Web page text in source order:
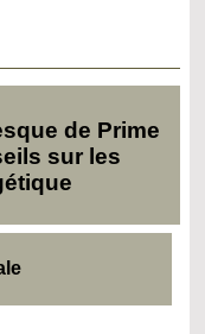
de Prime
sur les